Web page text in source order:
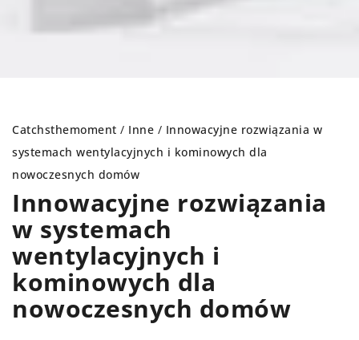
Catchsthemoment / Inne / Innowacyjne rozwiązania w
systemach wentylacyjnych i kominowych dla
nowoczesnych domów
Innowacyjne rozwiązania
w systemach
wentylacyjnych i
kominowych dla
nowoczesnych domów